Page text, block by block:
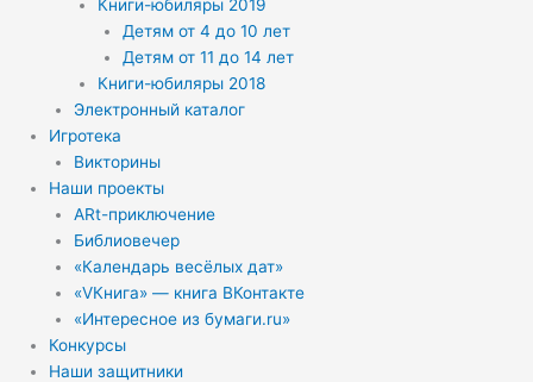
Книги-юбиляры 2019
Детям от 4 до 10 лет
Детям от 11 до 14 лет
Книги-юбиляры 2018
Электронный каталог
Игротека
Викторины
Наши проекты
ARt-приключение
Библиовечер
«Календарь весёлых дат»
«VКнига» — книга ВКонтакте
«Интересное из бумаги.ru»
Конкурсы
Наши защитники